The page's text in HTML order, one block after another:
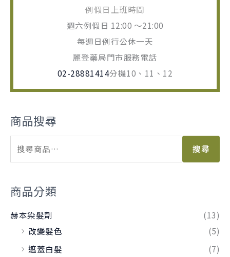
例假日上班時間
週六例假日 12:00 ～21:00
每週日例行公休一天
麗登藥局門市服務電話
02-28881414分機10、11、12
商品搜尋
搜尋
商品分類
赫本染髮劑
(13)
改變髮色
(5)
遮蓋白髮
(7)